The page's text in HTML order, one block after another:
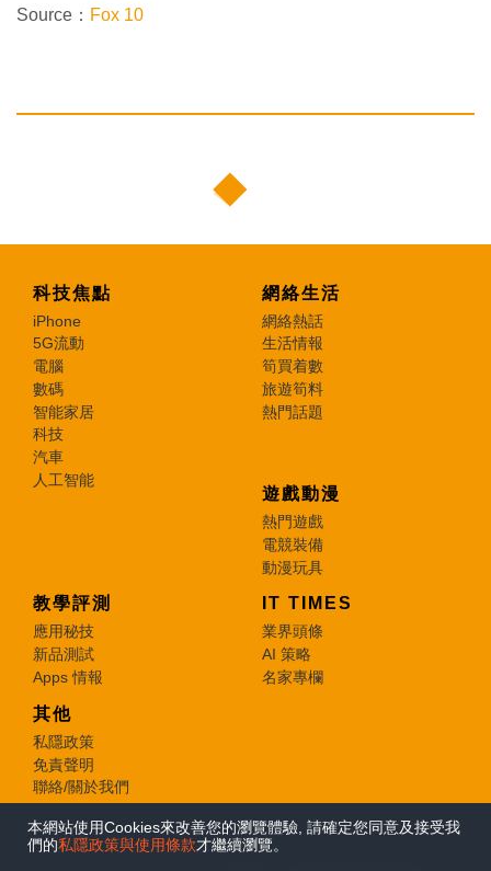
Source： Fox 10
科技焦點
iPhone
5G流動
電腦
數碼
智能家居
科技
汽車
人工智能
網絡生活
網絡熱話
生活情報
筍買着數
旅遊筍料
熱門話題
遊戲動漫
熱門遊戲
電競裝備
動漫玩具
教學評測
應用秘技
新品測試
Apps 情報
IT TIMES
業界頭條
AI 策略
名家專欄
其他
私隱政策
免責聲明
聯絡/關於我們
© 2026 e-zone. All Rights Reserved.
本網站使用Cookies來改善您的瀏覽體驗, 請確定您同意及接受我
們的私隱政策與使用條款才繼續瀏覽。